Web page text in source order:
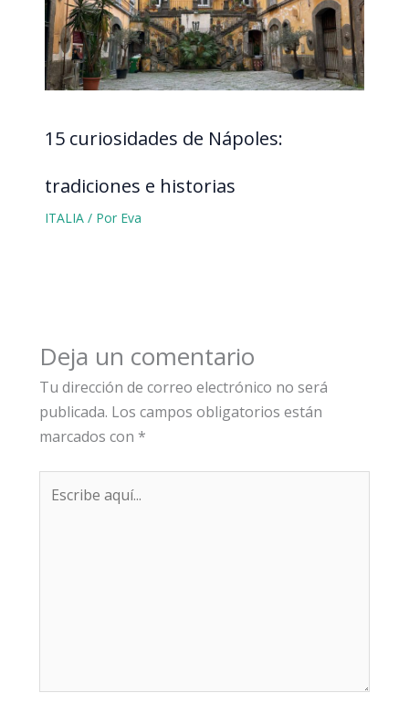
15 curiosidades de Nápoles:
tradiciones e historias
ITALIA/ Por Eva
Deja un comentario
Tu dirección de correo electrónico no será
publicada. Los campos obligatorios están
marcados con *
aquí...